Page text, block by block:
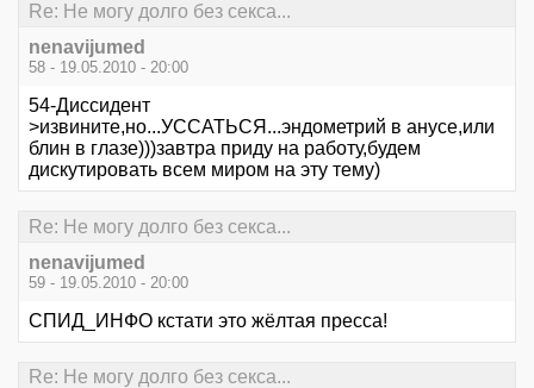
Re: Не могу долго без секса...
nenavijumed
58 - 19.05.2010 - 20:00
54-Диссидент
>извините,но...УССАТЬСЯ...эндометрий в анусе,или
блин в глазе)))завтра приду на работу,будем
дискутировать всем миром на эту тему)
Re: Не могу долго без секса...
nenavijumed
59 - 19.05.2010 - 20:00
СПИД_ИНФО кстати это жёлтая пресса!
Re: Не могу долго без секса...